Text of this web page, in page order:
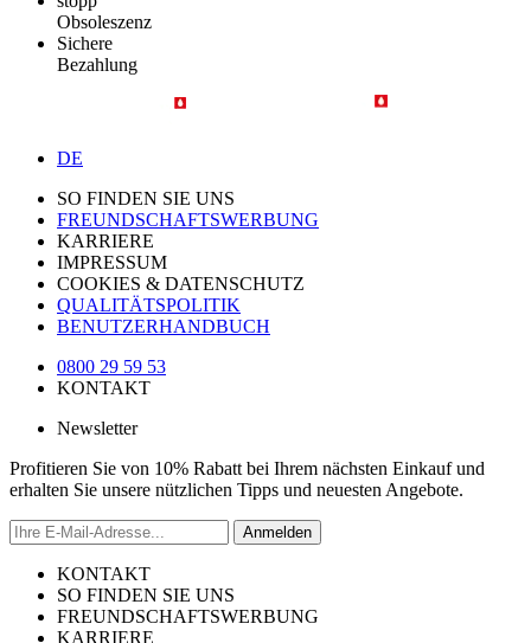
Obsoleszenz
Sichere
Bezahlung
DE
SO FINDEN SIE UNS
FREUNDSCHAFTSWERBUNG
KARRIERE
IMPRESSUM
COOKIES & DATENSCHUTZ
QUALITÄTSPOLITIK
BENUTZERHANDBUCH
0800 29 59 53
KONTAKT
Newsletter
Profitieren Sie von 10% Rabatt bei Ihrem nächsten Einkauf und
erhalten Sie unsere nützlichen Tipps und neuesten Angebote.
Anmelden
KONTAKT
SO FINDEN SIE UNS
FREUNDSCHAFTSWERBUNG
KARRIERE